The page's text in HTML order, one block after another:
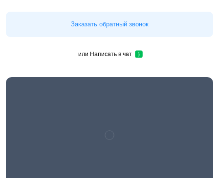
Заказать обратный звонок
или Написать в чат